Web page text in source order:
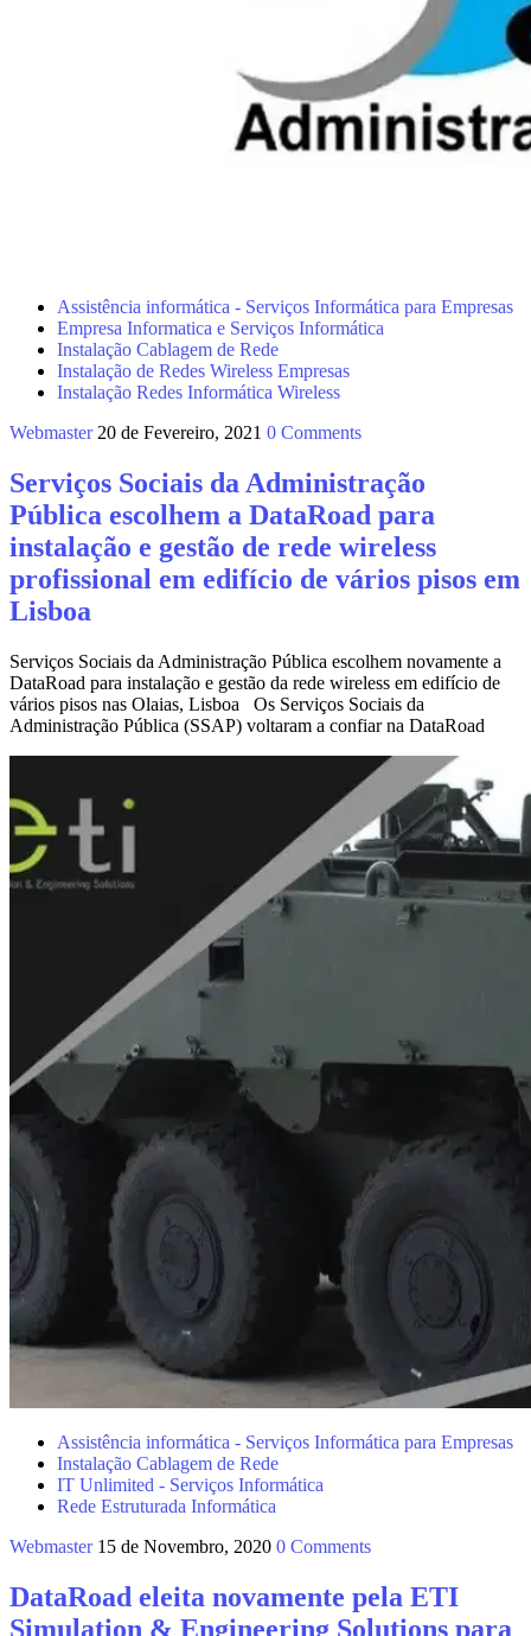
Assistência informática - Serviços Informática para Empresas
Empresa Informatica e Serviços Informática
Instalação Cablagem de Rede
Instalação de Redes Wireless Empresas
Instalação Redes Informática Wireless
Webmaster 20 de Fevereiro, 2021 0 Comments
Serviços Sociais da Administração
Pública escolhem a DataRoad para
instalação e gestão de rede wireless
profissional em edifício de vários pisos em
Lisboa
Serviços Sociais da Administração Pública escolhem novamente a
DataRoad para instalação e gestão da rede wireless em edifício de
vários pisos nas Olaias, Lisboa Os Serviços Sociais da
Administração Pública (SSAP) voltaram a confiar na DataRoad
Assistência informática - Serviços Informática para Empresas
Instalação Cablagem de Rede
IT Unlimited - Serviços Informática
Rede Estruturada Informática
Webmaster 15 de Novembro, 2020 0 Comments
DataRoad eleita novamente pela ETI
Simulation & Engineering Solutions para